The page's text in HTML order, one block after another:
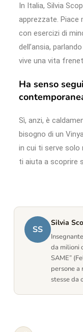
In Italia, Silvia
apprezzate.
con esercizi di
dell’ansia,
vive una vita
Ha senso
Sì, anzi, è
bisogno di un
in cui ti serve solo
ti aiuta a scoprire
SS
Silvia
da milioni
SAME”
persone a
stesse da